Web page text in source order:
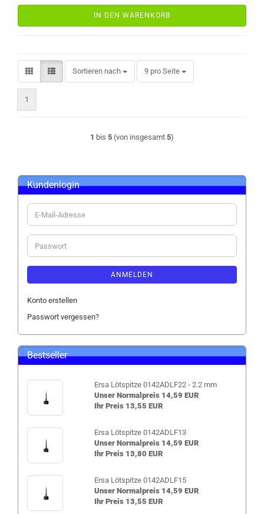
IN DEN WARENKORB
Sortieren nach
Sortieren nach 9 pro Seite
pro Seite
1
1 bis 5 (von insgesamt 5)
Kundenlogin
E-
Mail-
Adresse
Passwort
ANMELDEN
Konto erstellen
Passwort vergessen?
Bestseller
Ersa Lötspitze 0142ADLF22 - 2.2 mm
Unser Normalpreis 14,59 EUR
Ihr Preis 13,55 EUR
Ersa Lötspitze 0142ADLF13
Unser Normalpreis 14,59 EUR
Ihr Preis 13,80 EUR
Ersa Lötspitze 0142ADLF15
Unser Normalpreis 14,59 EUR
Ihr Preis 13,55 EUR